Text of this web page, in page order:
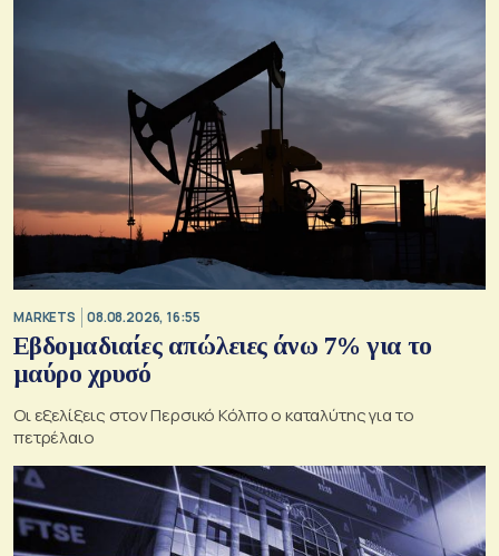
MARKETS 08.08.2026, 16:55
Εβδομαδιαίες απώλειες άνω 7% για το
μαύρο χρυσό
Οι εξελίξεις στον Περσικό Κόλπο ο καταλύτης για το
πετρέλαιο